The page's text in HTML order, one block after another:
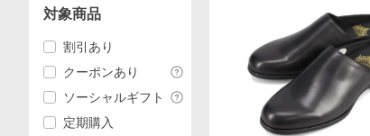
対象商品
割引あり
クーポンあり
ソーシャルギフト
定期購入